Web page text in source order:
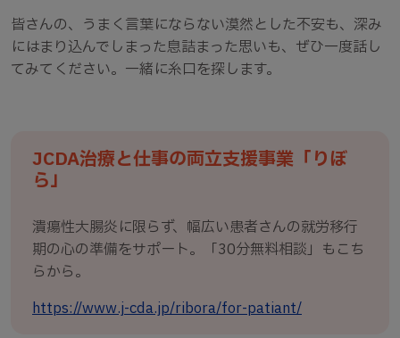
皆さんの、うまく言葉にならない漠然とした不安も、深み
にはまり込んでしまった息詰まった思いも、ぜひ一度話し
てみてください。一緒に糸口を探します。
JCDA治療と仕事の両立支援事業「りぼ
ら」
潰瘍性大腸炎に限らず、幅広い患者さんの就労移行
期の心の準備をサポート。「30分無料相談」もこち
らから。
https://www.j-cda.jp/ribora/for-patiant/